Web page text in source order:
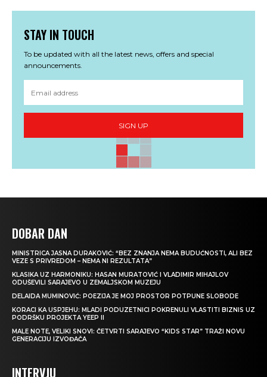
STAY IN TOUCH
To be updated with all the latest news, offers and special
announcements.
SIGN UP
DOBAR DAN
MINISTRICA JASNA DURAKOVIĆ: “BEZ ZNANJA NEMA BUDUĆNOSTI, ALI BEZ
VEZE S PRIVREDOM – NEMA NI REZULTATA”
KLASIKA UZ HARMONIKU: HASAN MURATOVIĆ I VLADIMIR MIHAJLOV
ODUŠEVILI SARAJEVO U ZEMALJSKOM MUZEJU
DELAIDA MUMINOVIĆ: POEZIJA JE MOJ PROSTOR POTPUNE SLOBODE
KORACI KA USPJEHU: MLADI PODUZETNICI POKRENULI VLASTITI BIZNIS UZ
PODRŠKU PROJEKTA YEEP II
MALE NOTE, VELIKI SNOVI: ČETVRTI SARAJEVO “KIDS STAR” TRAŽI NOVU
GENERACIJU IZVOĐAČA
INTERVJU